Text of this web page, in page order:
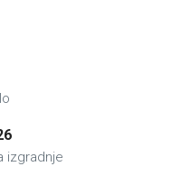
izgradnje